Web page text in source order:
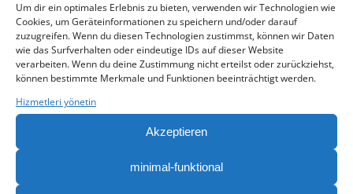
Um dir ein optimales Erlebnis zu bieten, verwenden wir Technologien wie
Cookies, um Geräteinformationen zu speichern und/oder darauf
zuzugreifen. Wenn du diesen Technologien zustimmst, können wir Daten
wie das Surfverhalten oder eindeutige IDs auf dieser Website
verarbeiten. Wenn du deine Zustimmung nicht erteilst oder zurückziehst,
können bestimmte Merkmale und Funktionen beeinträchtigt werden.
Hizmetleri yönetin
Akzeptieren
minimal-funktional
TELEFON: 0202 / 26 54 99 15
E-MAIL: INFO@RA-HENSBERG.DE